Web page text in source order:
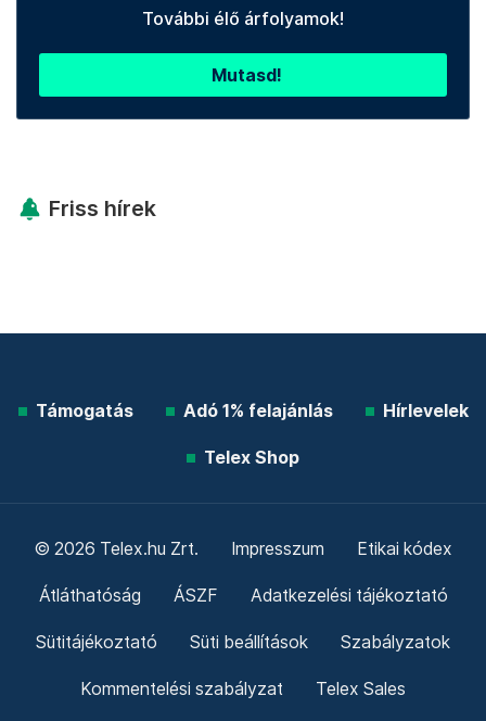
További élő árfolyamok!
Mutasd!
Friss hírek
Támogatás Adó 1% felajánlás Hírlevelek
Telex Shop
© 2026 Telex.hu Zrt. Impresszum Etikai kódex
Átláthatóság ÁSZF Adatkezelési tájékoztató
Sütitájékoztató Süti beállítások Szabályzatok
Kommentelési szabályzat Telex Sales